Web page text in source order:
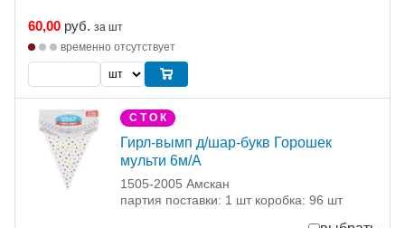
60,00 руб. за шт
временно отсутствует
С Т О К
Гирл-вымп д/шар-букв Горошек
мульти 6м/А
1505-2005 Амскан
партия поставки: 1 шт коробка: 96 шт